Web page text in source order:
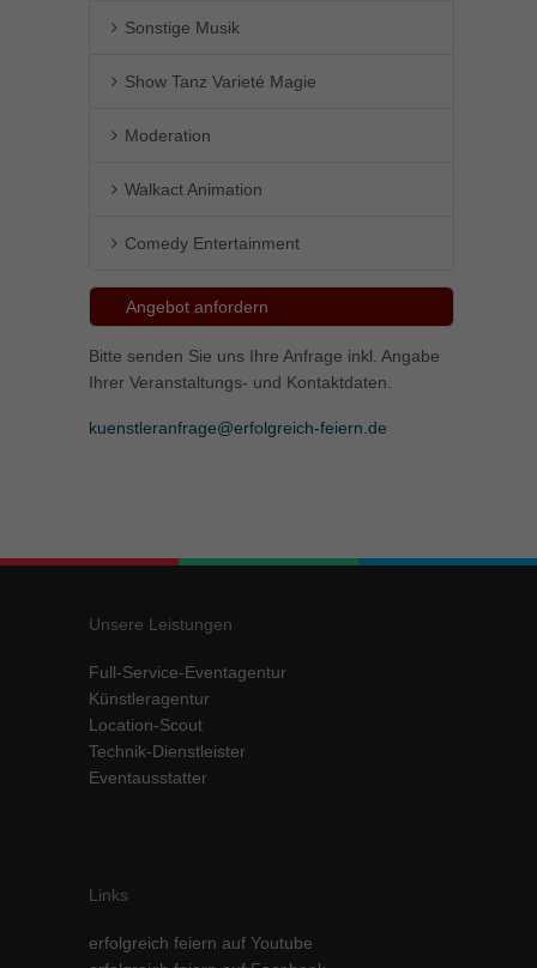
Sonstige Musik
Show Tanz Varieté Magie
Moderation
Walkact Animation
Comedy Entertainment
Angebot anfordern
Bitte senden Sie uns Ihre Anfrage inkl. Angabe
Ihrer Veranstaltungs- und Kontaktdaten.
kuenstleranfrage@erfolgreich-feiern.de
Unsere Leistungen
Full-Service-Eventagentur
Künstleragentur
Location-Scout
Technik-Dienstleister
Eventausstatter
Links
erfolgreich feiern auf Youtube